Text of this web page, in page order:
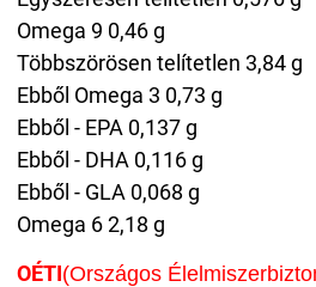
Omega 9 0,46 g
Többszörösen telítetlen 3,84 g
Ebből Omega 3 0,73 g
Ebből - EPA 0,137 g
Ebből - DHA 0,116 g
Ebből - GLA 0,068 g
Omega 6 2,18 g
OÉTI(Országos